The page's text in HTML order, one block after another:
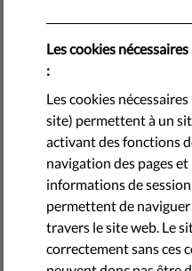
La réglementation relative
question très controversée.
ses propres lois. Mais les
commun : la menace
représentent pour des
by LibertiesEU
septembre 22, 2022
Les cookies
:
Les cookies
site) permettent à un
activant des fonctions
navigation des pages
informations de
permettent de
travers le site web. Le
correctement sans ces